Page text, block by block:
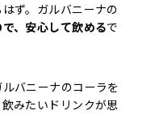
ず。ガルバニーナの
、安心して飲めるで
バニーナのコーラを
みたいドリンクが思